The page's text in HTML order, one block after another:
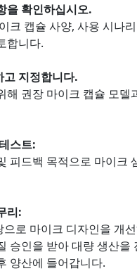
을 확인하십시오.
크 캡슐 사양, 사용 시나
합니다.
고 지정합니다.
해 권장 마이크 캡슐 모델
스트:
피드백 목적으로 마이크
리:
으로 마이크 디자인을 개
승인을 받아 대량 생산을
양산에 들어갑니다.